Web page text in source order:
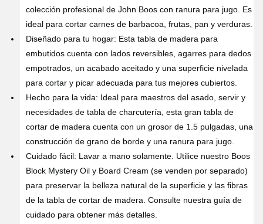
colección profesional de John Boos con ranura para jugo. Es
ideal para cortar carnes de barbacoa, frutas, pan y verduras.
Diseñado para tu hogar: Esta tabla de madera para
embutidos cuenta con lados reversibles, agarres para dedos
empotrados, un acabado aceitado y una superficie nivelada
para cortar y picar adecuada para tus mejores cubiertos.
Hecho para la vida: Ideal para maestros del asado, servir y
necesidades de tabla de charcutería, esta gran tabla de
cortar de madera cuenta con un grosor de 1.5 pulgadas, una
construcción de grano de borde y una ranura para jugo.
Cuidado fácil: Lavar a mano solamente. Utilice nuestro Boos
Block Mystery Oil y Board Cream (se venden por separado)
para preservar la belleza natural de la superficie y las fibras
de la tabla de cortar de madera. Consulte nuestra guía de
cuidado para obtener más detalles.